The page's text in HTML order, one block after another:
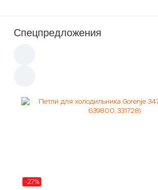
Спецпредложения
-27%